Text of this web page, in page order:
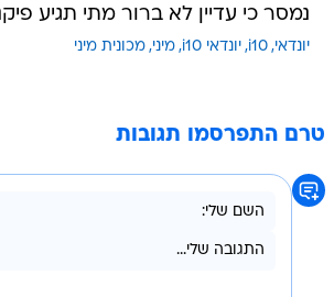
נמסר כי עדיין לא ברור מתי תגיע
יונדאי i10 יונדאי i10 מיני מכונית מיני
טרם התפרסמו תגובות